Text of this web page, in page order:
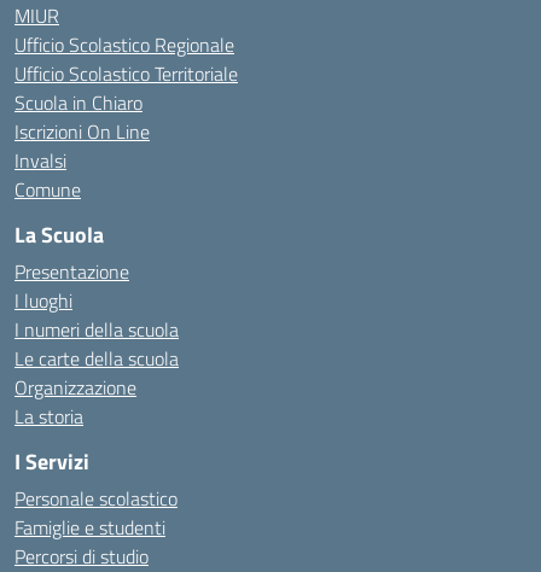
MIUR
Ufficio Scolastico Regionale
Ufficio Scolastico Territoriale
Scuola in Chiaro
Iscrizioni On Line
Invalsi
Comune
La Scuola
Presentazione
I luoghi
I numeri della scuola
Le carte della scuola
Organizzazione
La storia
I Servizi
Personale scolastico
Famiglie e studenti
Percorsi di studio